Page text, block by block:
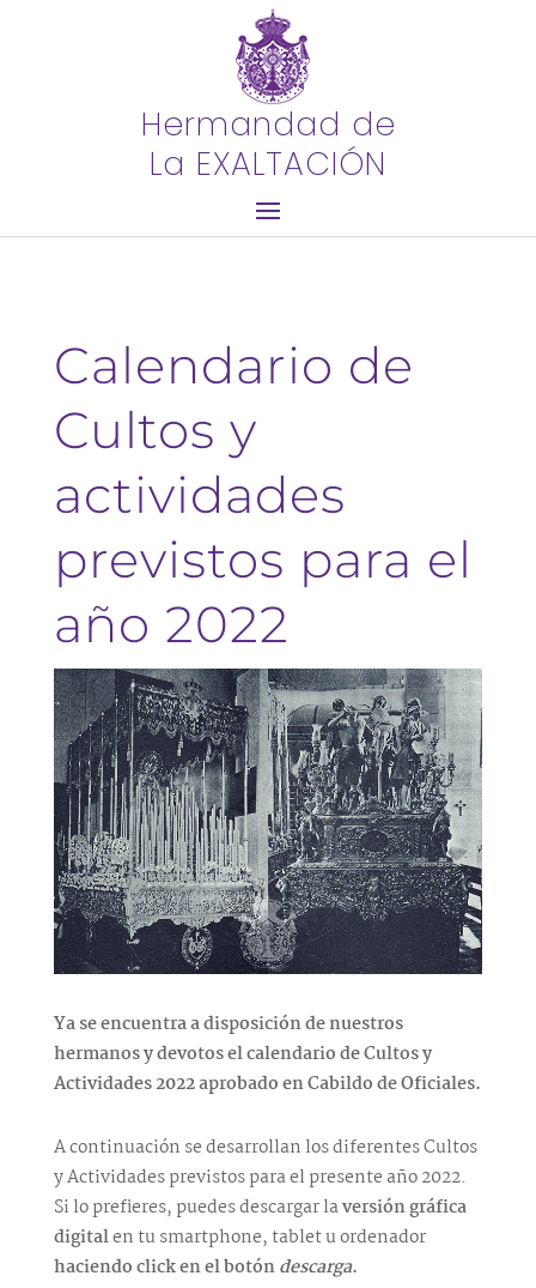
Hermandad de
La EXALTACIÓN
Calendario de
Cultos y
actividades
previstos para el
año 2022
Ya se encuentra a disposición de nuestros
hermanos y devotos el calendario de Cultos y
Actividades 2022 aprobado en Cabildo de Oficiales.
A continuación se desarrollan los diferentes Cultos
y Actividades previstos para el presente año 2022.
Si lo prefieres, puedes descargar laversión gráfica
digitalen tu smartphone, tablet u ordenador
haciendo click en el botóndescarga.